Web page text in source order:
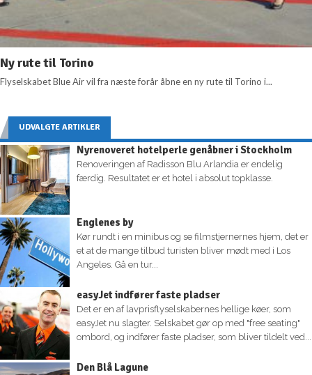
Ny rute til Torino
Flyselskabet Blue Air vil fra næste forår åbne en ny rute til Torino i...
UDVALGTE ARTIKLER
Nyrenoveret hotelperle genåbner i Stockholm
Renoveringen af Radisson Blu Arlandia er endelig
færdig. Resultatet er et hotel i absolut topklasse.
Englenes by
Kør rundt i en minibus og se filmstjernernes hjem, det er
et at de mange tilbud turisten bliver mødt med i Los
Angeles. Gå en tur...
easyJet indfører faste pladser
Det er en af lavprisflyselskabernes hellige køer, som
easyJet nu slagter. Selskabet gør op med "free seating"
ombord, og indfører faste pladser, som bliver tildelt ved...
Den Blå Lagune